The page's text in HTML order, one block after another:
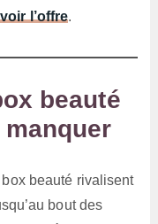
voir l’offre.
beauté
box beauté rivalisent
bout des